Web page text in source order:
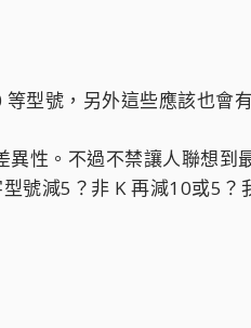
型號，另外這些應該也會
性。不過不禁讓人聯想到
號減5？非 K 再減10或5